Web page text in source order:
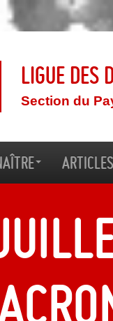
Ligue des
Section du
Articles